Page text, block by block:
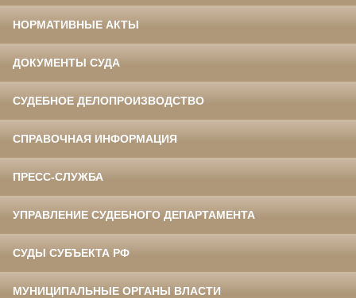
НОРМАТИВНЫЕ АКТЫ
ДОКУМЕНТЫ СУДА
СУДЕБНОЕ ДЕЛОПРОИЗВОДСТВО
СПРАВОЧНАЯ ИНФОРМАЦИЯ
ПРЕСС-СЛУЖБА
УПРАВЛЕНИЕ СУДЕБНОГО ДЕПАРТАМЕНТА
СУДЫ СУБЪЕКТА РФ
МУНИЦИПАЛЬНЫЕ ОРГАНЫ ВЛАСТИ